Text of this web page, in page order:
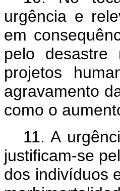
urgência e
em
pelo desastre
projetos
agravamento
como o
11. A
justificam-se
dos indivíduos